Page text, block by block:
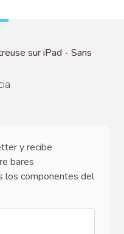
y recibe
bares
los componentes del